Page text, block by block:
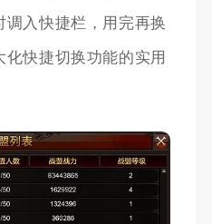
调入快捷栏，用完再换
快捷切换功能的实用